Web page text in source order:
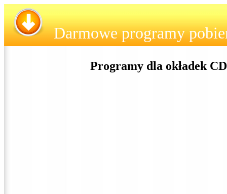
Darmowe programy
Programy dla okładek CD